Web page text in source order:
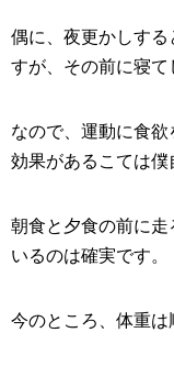
偶に、夜更かしする
すが、その前に寝て
なので、運動に食欲
効果があるこては僕
朝食と夕食の前に
いるのは確実です。
今のところ、体重は